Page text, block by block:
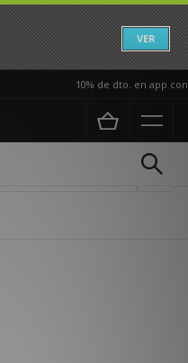
VER
10% de dto. en app con